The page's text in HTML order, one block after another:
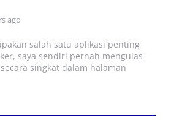
ago
salah satu aplikasi penting
saya sendiri pernah mengulas
singkat dalam halaman